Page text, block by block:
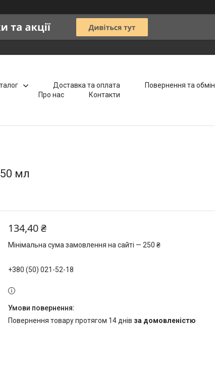
Доставка та оплата
Повернення та обмін
Про нас
Контакти
мл
134,40 ₴
Мінімальна сума замовлення на сайті — 250 ₴
+380 (50) 021-52-18
повернення товару протягом 14 днів за домовленістю